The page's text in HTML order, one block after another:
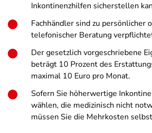
Inkontinenzhilfen sicherstellen
Fachhändler sind zu persönlicher
telefonischer Beratung
Der gesetzlich vorgeschriebene
beträgt 10 Prozent des
maximal 10 Euro pro Monat.
Sofern Sie höherwertige
wählen, die medizinisch nicht
müssen Sie die Mehrkosten